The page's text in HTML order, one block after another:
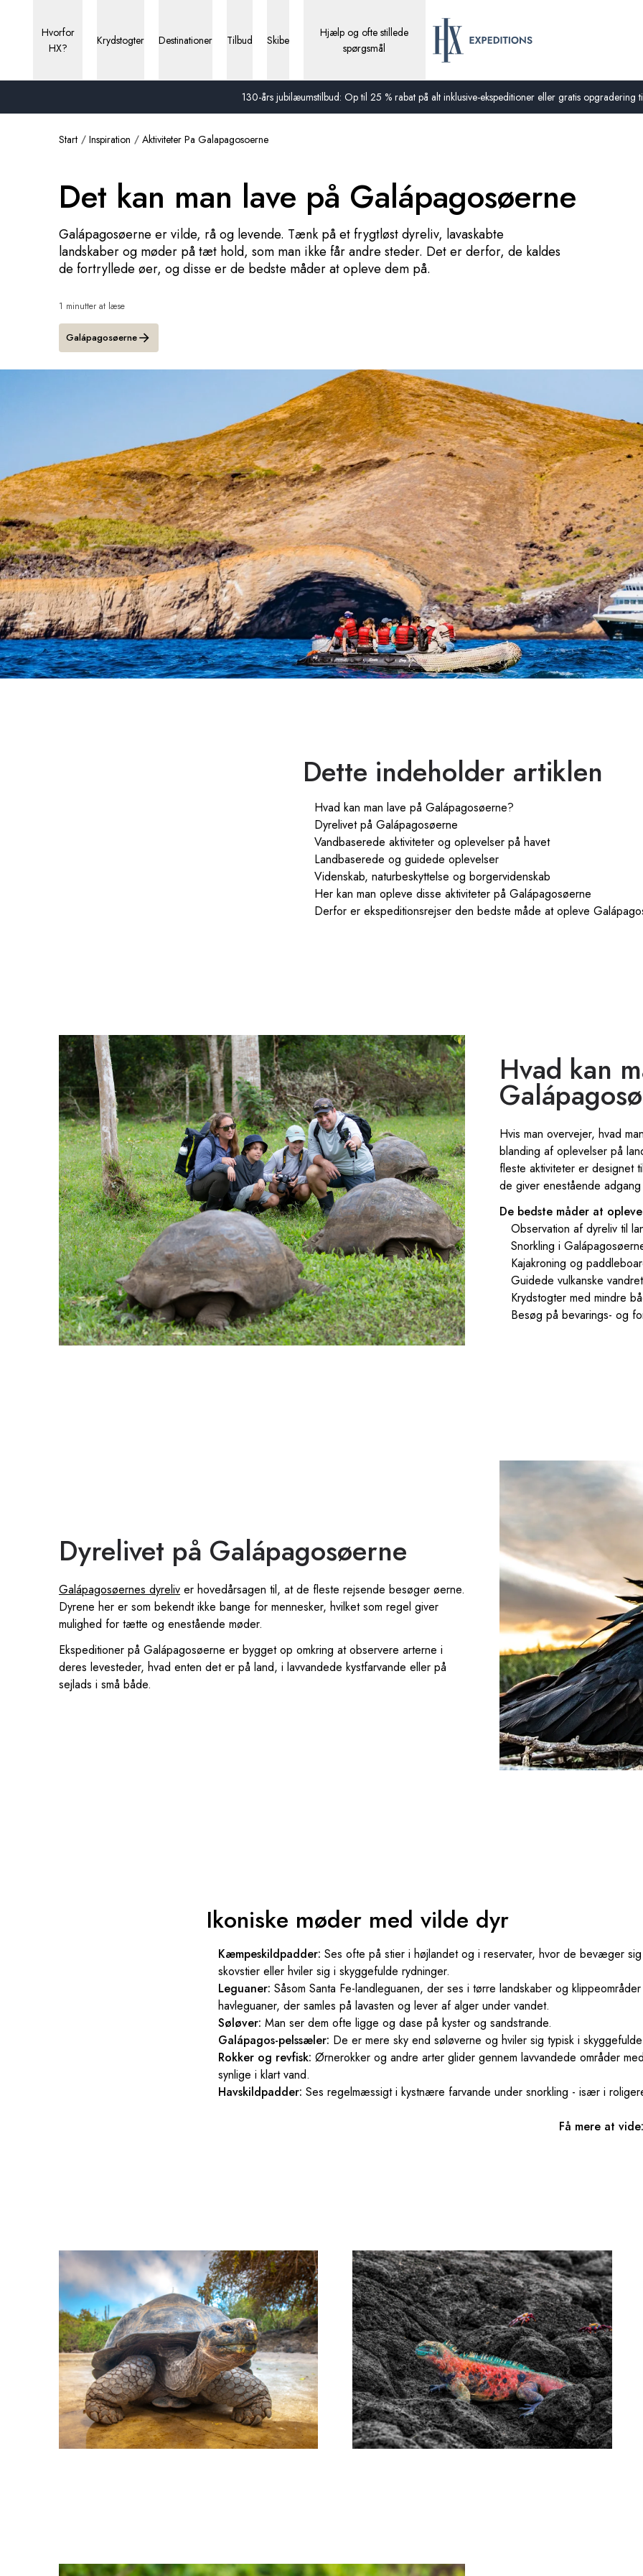
130-års jubilæumstilbud: Op til 25 % rabat på alt inklusive-ekspeditioner eller gratis opgradering
Hvorfor
HX?
Krydstogter Destinationer Tilbud Skibe
Hjælp og ofte stillede
spørgsmål
Start Inspiration Aktiviteter Pa Galapagosoerne
Det kan man lave på Galápagosøerne
Galápagosøerne er vilde, rå og levende. Tænk på et frygtløst dyreliv, lavaskabte
landskaber og møder på tæt hold, som man ikke får andre steder. Det er derfor, de kaldes
de fortryllede øer, og disse er de bedste måder at opleve dem på.
1 minutter at læse
Galápagosøerne
Dette indeholder artiklen
Hvad kan man lave på Galápagosøerne?
Dyrelivet på Galápagosøerne
Vandbaserede aktiviteter og oplevelser på havet
Landbaserede og guidede oplevelser
Videnskab, naturbeskyttelse og borgervidenskab
Her kan man opleve disse aktiviteter på Galápagosøerne
Derfor er ekspeditionsrejser den bedste måde at opleve
Hvad kan
Hvis man overvejer, hvad
blanding af oplevelser på
fleste aktiviteter er designet
de giver enestående
De bedste måder at
Observation af dyreliv til
Snorkling i
Kajakroning og
Guidede vulkanske
Krydstogter med mindre
Besøg på bevarings- og
Dyrelivet på Galápagosøerne
Galápagosøernes dyreliv er hovedårsagen til, at de fleste rejsende besøger øerne.
Dyrene her er som bekendt ikke bange for mennesker, hvilket som regel giver
mulighed for tætte og enestående møder.
Ekspeditioner på Galápagosøerne er bygget op omkring at observere arterne i
deres levesteder, hvad enten det er på land, i lavvandede kystfarvande eller på
sejlads i små både.
Ikoniske møder med vilde dyr
Kæmpeskildpadder: Ses ofte på stier i højlandet og i reservater, hvor de bevæger sig
skovstier eller hviler sig i skyggefulde rydninger.
Leguaner: Såsom Santa Fe-landleguanen, der ses i tørre landskaber og
havleguaner, der samles på lavasten og lever af alger under vandet.
Søløver: Man ser dem ofte ligge og dase på kyster og sandstrande.
Galápagos-pelssæler: De er mere sky end søløverne og hviler sig typisk i
Rokker og revfisk: Ørnerokker og andre arter glider gennem lavvandede områder
synlige i klart vand.
Havskildpadder: Ses regelmæssigt i kystnære farvande under snorkling - især i
Få mere at